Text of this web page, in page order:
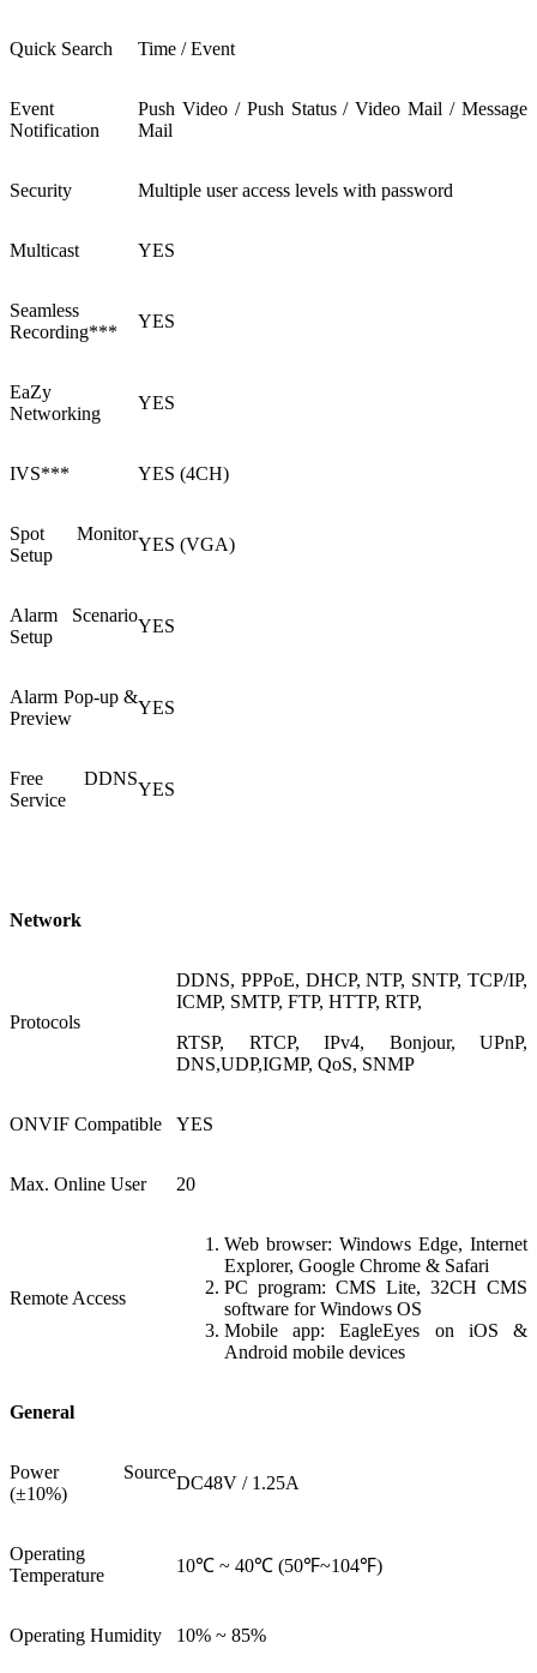
Quick Search Time / Event
Event
Notification
Push Video / Push Status / Video Mail / Message
Mail
Security Multiple user access levels with password
Multicast YES
Seamless
Recording***
YES
EaZy
Networking
YES
IVS*** YES (4CH)
Spot Monitor
Setup
YES (VGA)
Alarm Scenario
Setup
YES
Alarm Pop-up &
Preview
YES
Free DDNS
Service
YES
Network
Protocols
DDNS, PPPoE, DHCP, NTP, SNTP, TCP/IP,
ICMP, SMTP, FTP, HTTP, RTP,
RTSP, RTCP, IPv4, Bonjour, UPnP,
DNS,UDP,IGMP, QoS, SNMP
ONVIF Compatible YES
Max. Online User 20
Remote Access
Web browser: Windows Edge, Internet
Explorer, Google Chrome & Safari
PC program: CMS Lite, 32CH CMS
software for Windows OS
Mobile app: EagleEyes on iOS &
Android mobile devices
General
Power Source
(±10%)
DC48V / 1.25A
Operating
Temperature
10℃ ~ 40℃ (50℉~104℉)
Operating Humidity 10% ~ 85%